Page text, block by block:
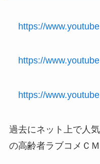
https://
https://
https://
過去にネット上で人
の高齢者ラブコメＣＭ